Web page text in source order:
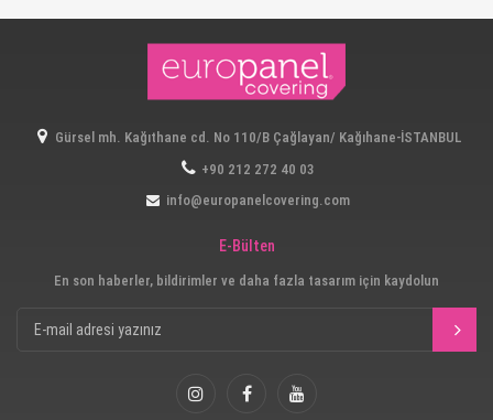
Gürsel mh. Kağıthane cd. No 110/B Çağlayan/ Kağıhane-İSTANBUL
+90 212 272 40 03
info@europanelcovering.com
E-Bülten
En son haberler, bildirimler ve daha fazla tasarım için kaydolun